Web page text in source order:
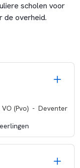
scholen voor
de overheid.
(Pvo) - Deventer